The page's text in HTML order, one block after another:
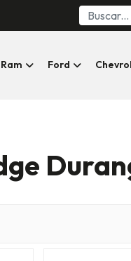
Ram Ford